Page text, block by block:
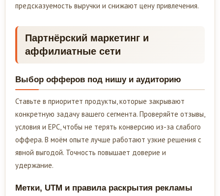
предсказуемость выручки и снижают цену привлечения.
Партнёрский маркетинг и
аффилиатные сети
Выбор офферов под нишу и аудиторию
Ставьте в приоритет продукты, которые закрывают
конкретную задачу вашего сегмента. Проверяйте отзывы,
условия и EPC, чтобы не терять конверсию из-за слабого
оффера. В моём опыте лучше работают узкие решения с
явной выгодой. Точность повышает доверие и
удержание.
Метки, UTM и правила раскрытия рекламы